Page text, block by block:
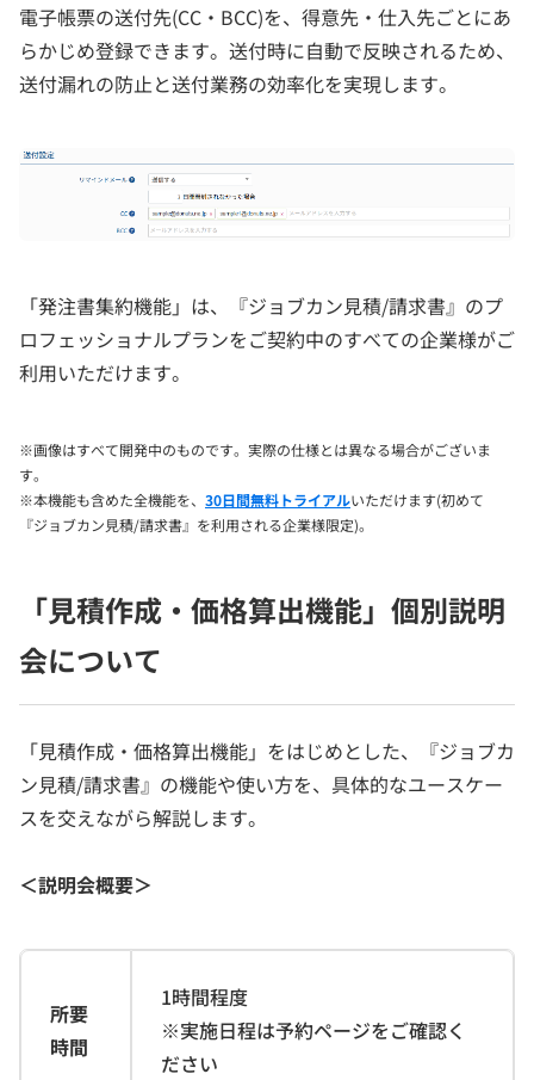
電子帳票の送付先(CC・BCC)を、得意先・仕入先ごとにあ
らかじめ登録できます。送付時に自動で反映されるため、
送付漏れの防止と送付業務の効率化を実現します。
「発注書集約機能」は、『ジョブカン見積/請求書』のプ
ロフェッショナルプランをご契約中のすべての企業様がご
利用いただけます。
※画像はすべて開発中のものです。実際の仕様とは異なる場合がございま
す。
※本機能も含めた全機能を、 30日間無料トライアルいただけます(初めて
『ジョブカン見積/請求書』を利用される企業様限定)。
「見積作成・価格算出機能」個別説明
会について
「見積作成・価格算出機能」をはじめとした、『ジョブカ
ン見積/請求書』の機能や使い方を、具体的なユースケー
スを交えながら解説します。
＜説明会概要＞
所要
時間
1時間程度
※実施日程は予約ページをご確認く
ださい